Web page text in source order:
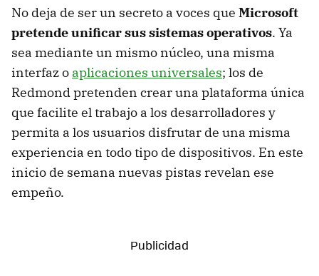
No deja de ser un secreto a voces que Microsoft
pretende unificar sus sistemas operativos. Ya
sea mediante un mismo núcleo, una misma
interfaz o aplicaciones universales; los de
Redmond pretenden crear una plataforma única
que facilite el trabajo a los desarrolladores y
permita a los usuarios disfrutar de una misma
experiencia en todo tipo de dispositivos. En este
inicio de semana nuevas pistas revelan ese
empeño.